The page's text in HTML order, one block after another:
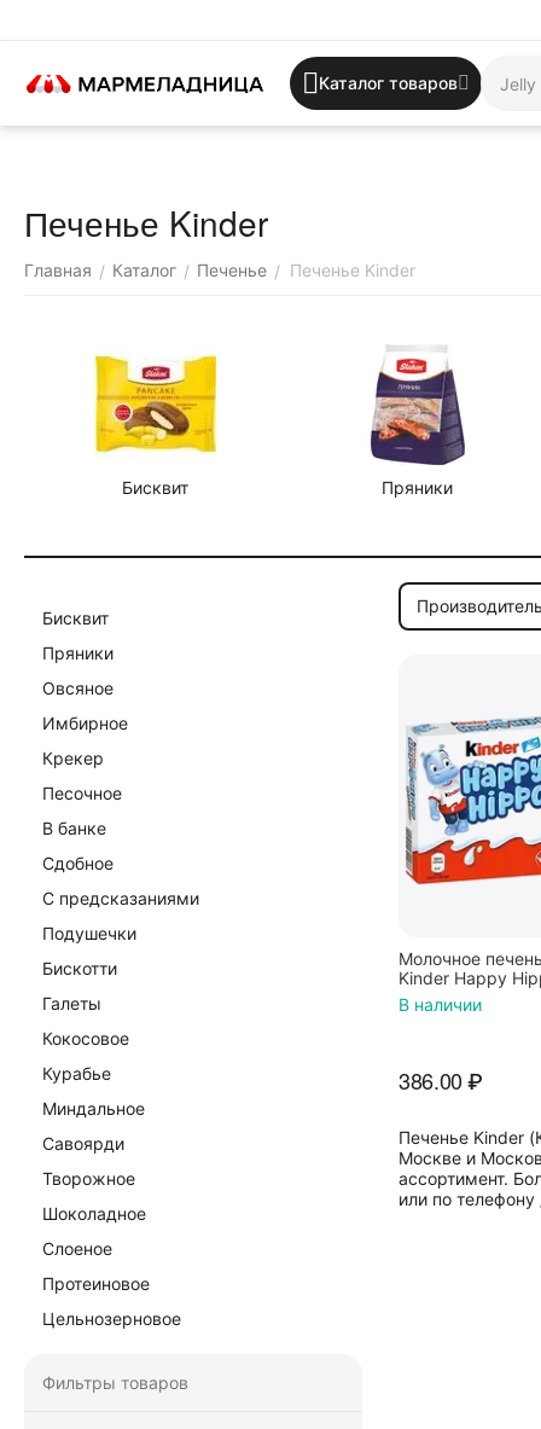
Каталог товаров
Печенье Kinder
Главная / Каталог / Печенье / Печенье Kinder
Бисквит Пряники
Печенье Kinder
Москве и
ассортимент.
или по телефону
Молочное
Kinder Happy
103,5гр
В наличии
386.00₽
Бисквит
Пряники
Овсяное
Имбирное
Крекер
Песочное
В банке
Сдобное
С предсказаниями
Подушечки
Бискотти
Галеты
Кокосовое
Курабье
Миндальное
Савоярди
Творожное
Шоколадное
Слоеное
Протеиновое
Цельнозерновое
Фильтры товаров